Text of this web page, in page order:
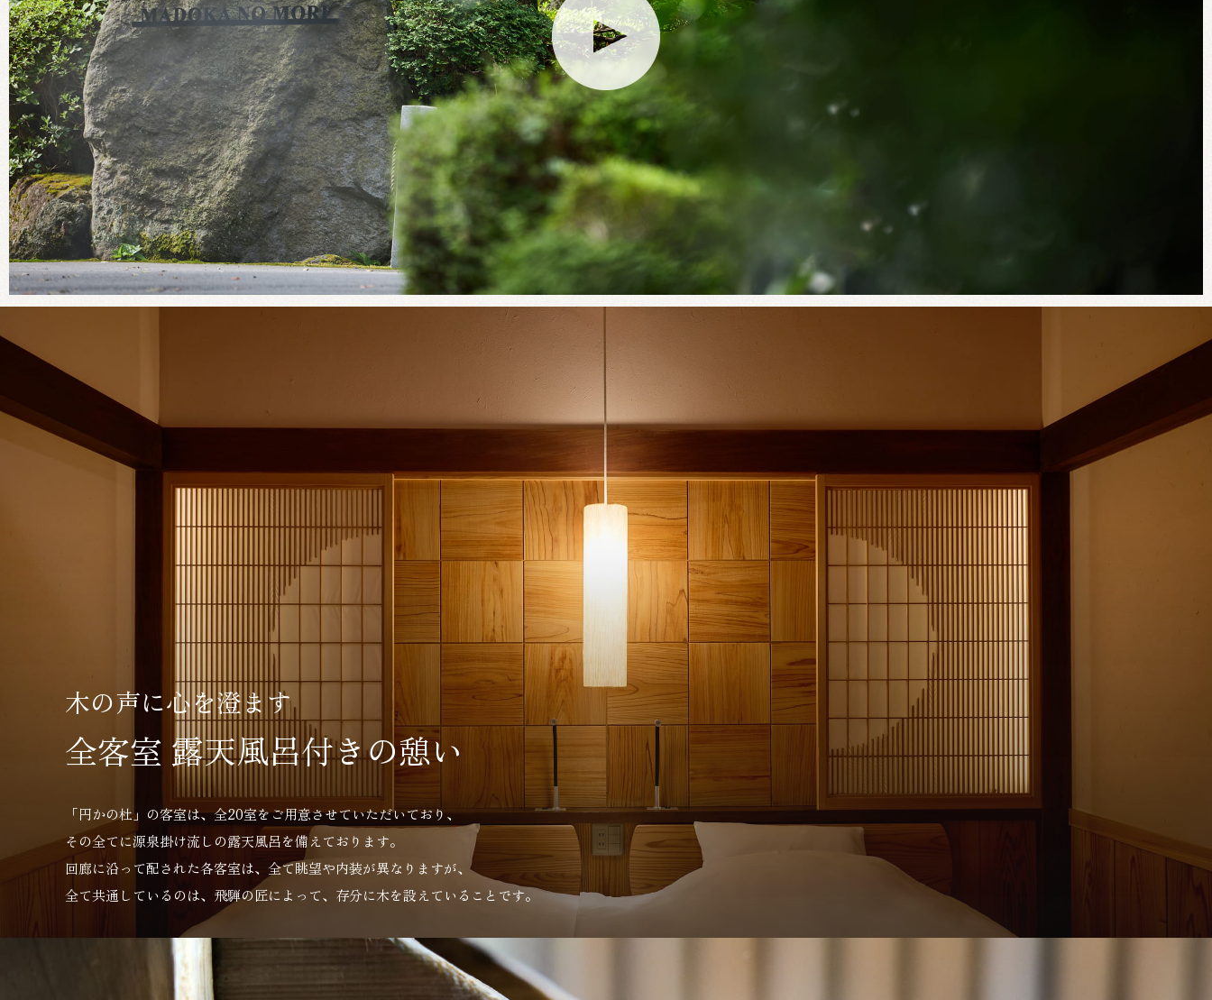
木の声に心を澄ます
全客室 露天風呂付きの憩い
「円かの杜」の客室は、全20室をご用意させていただいており、
その全てに源泉掛け流しの露天風呂を備えております。
回廊に沿って配された各客室は、全て眺望や内装が異なりますが、
全て共通しているのは、飛騨の匠によって、存分に木を設えていることです。
客室/露天風呂付き